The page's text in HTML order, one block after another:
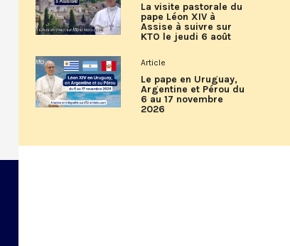
La visite pastorale du
pape Léon XIV à
Assise à suivre sur
KTO le jeudi 6 août
Article
Le pape en Uruguay,
Argentine et Pérou du
6 au 17 novembre
2026